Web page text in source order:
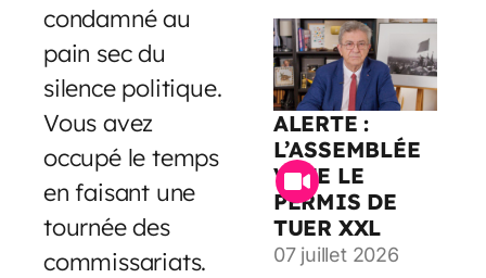
condamné au
pain sec du
silence politique.
Vous avez
occupé le temps
en faisant une
tournée des
commissariats.
ALERTE :
L’ASSEMBLÉE
VOTE LE
PERMIS DE
TUER XXL
07 juillet 2026